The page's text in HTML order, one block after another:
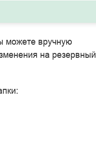
можете вручную
на резервный